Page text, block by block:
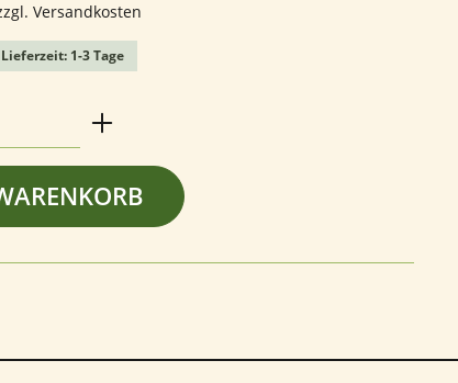
Versandkosten
1-3 Tage
Gib den gewünschten Wert